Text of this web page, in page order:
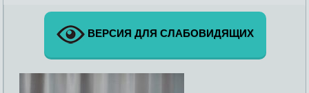
ВЕРСИЯ ДЛЯ СЛАБОВИДЯЩИХ